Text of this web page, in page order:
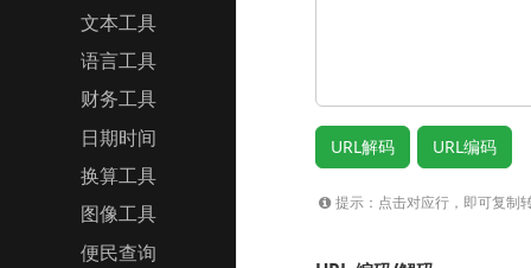
文本工具
语言工具
财务工具
日期时间
换算工具
图像工具
便民查询
提示：点击对应行，即可复制